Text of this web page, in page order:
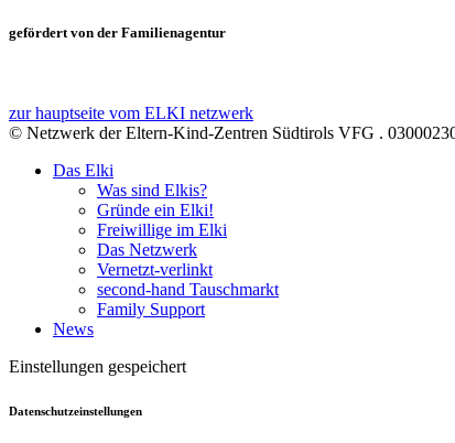
gefördert von der Familienagentur
zur hauptseite vom ELKI netzwerk
© Netzwerk der Eltern-Kind-Zentren Südtirols VFG .
Das Elki
Was sind Elkis?
Gründe ein Elki!
Freiwillige im Elki
Das Netzwerk
Vernetzt-verlinkt
second-hand Tauschmarkt
Family Support
News
Einstellungen gespeichert
Datenschutzeinstellungen